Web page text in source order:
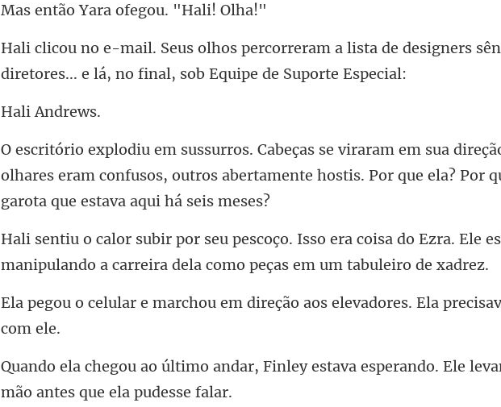
ra ofegou. "
a lista de designers
diretores...
And
olhares eram confusos, outros abertamente host
era coisa do Ezra. Ele
manipulando a ca
u em direção aos elevadores.
Finley estava esperando. Ele